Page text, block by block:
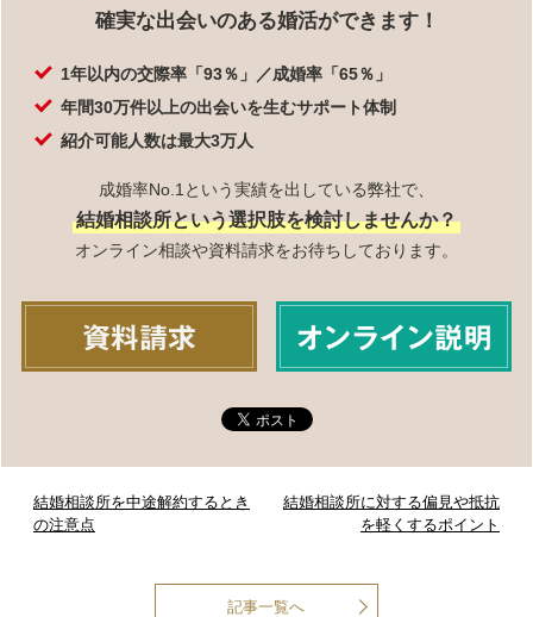
確実な出会いのある婚活ができます！
1年以内の交際率「93％」／成婚率「65％」
年間30万件以上の出会いを生むサポート体制
紹介可能人数は最大3万人
成婚率No.1という実績を出している弊社で、
結婚相談所という選択肢を検討しませんか？
オンライン相談や資料請求をお待ちしております。
結婚相談所に対する偏見や抵抗
を軽くするポイント
結婚相談所を中途解約するとき
の注意点
記事一覧へ